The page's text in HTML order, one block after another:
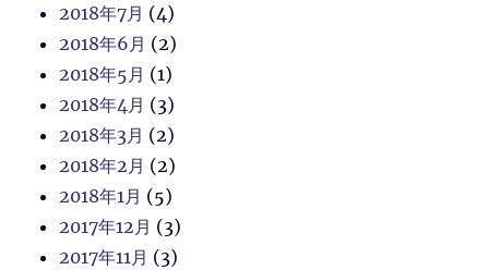
2018年7月 (4)
2018年6月 (2)
2018年5月 (1)
2018年4月 (3)
2018年3月 (2)
2018年2月 (2)
2018年1月 (5)
2017年12月 (3)
2017年11月 (3)